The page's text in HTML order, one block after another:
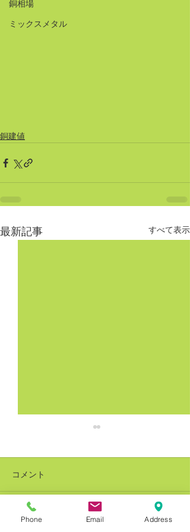
銅相場
ミックスメタル
銅建値
最新記事 すべて表示
銅建値改定 228万円(-8万
コメント
コメントを追加…
Phone Email Address